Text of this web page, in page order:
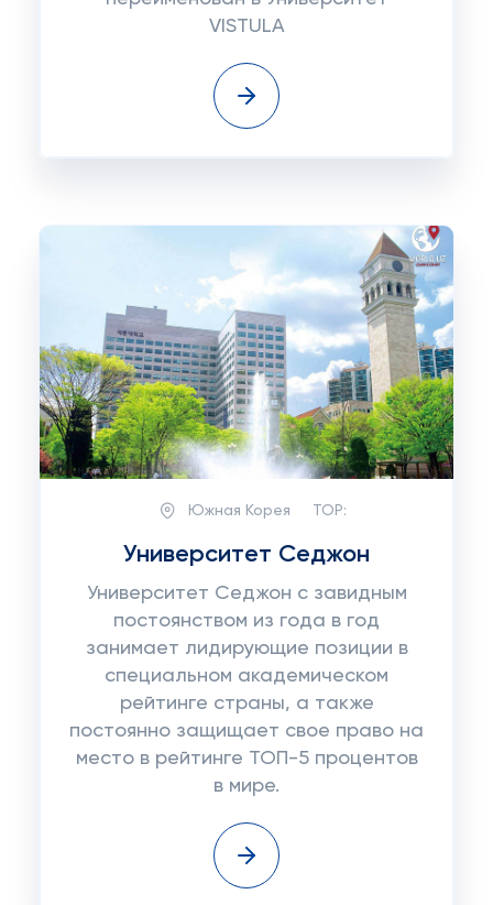
VISTULA
Южная Корея TOP:
Университет Седжон
Университет Седжон с завидным
постоянством из года в год
занимает лидирующие позиции в
специальном академическом
рейтинге страны, а также
постоянно защищает свое право на
место в рейтинге ТОП-5 процентов
в мире.